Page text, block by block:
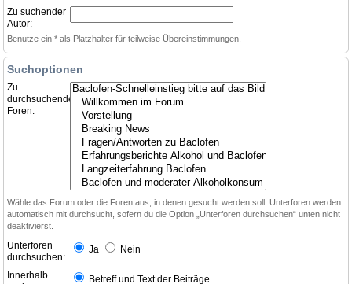
Zu suchender
Autor:
Benutze ein * als Platzhalter für teilweise Übereinstimmungen.
Suchoptionen
Zu
durchsuchende
Foren:
Wähle das Forum oder die Foren aus, in denen gesucht werden soll. Unterforen werden
automatisch mit durchsucht, sofern du die Option „Unterforen durchsuchen“ unten nicht
deaktivierst.
Unterforen
durchsuchen:
Ja Nein
Innerhalb
Betreff und Text der Beiträge